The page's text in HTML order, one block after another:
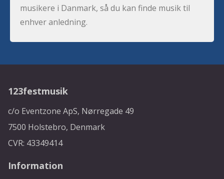
musikere i Danmark, så du kan finde musik til
enhver anledning.
123festmusik
c/o Eventzone ApS, Nørregade 49
7500 Holstebro, Denmark
CVR: 43349414
Information